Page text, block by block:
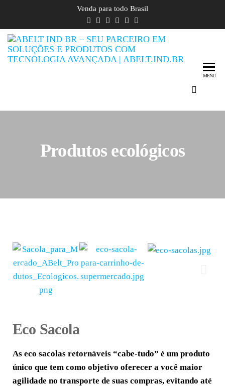
Venda para todo Brasil
–
parceiro
em
com
MENU
Produtos ecológicos
Eco Sacola
As eco sacolas retornáveis “cabe-tudo” é um produto
único que tem como objetivo oferecer a você maior
agilidade no transporte de suas compras, evitando até